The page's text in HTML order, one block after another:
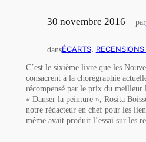
30 novembre 2016—par
dansÉCARTS, RECENSIONS
C’est le sixième livre que les
consacrent à la chorégraphie
récompensé par le prix du meilleur
« Danser la peinture », Rosita
notre rédacteur en chef pour les
même avait produit l’essai sur les